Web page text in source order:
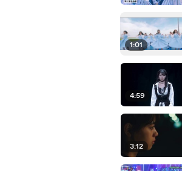
1:01
4:59
3:12